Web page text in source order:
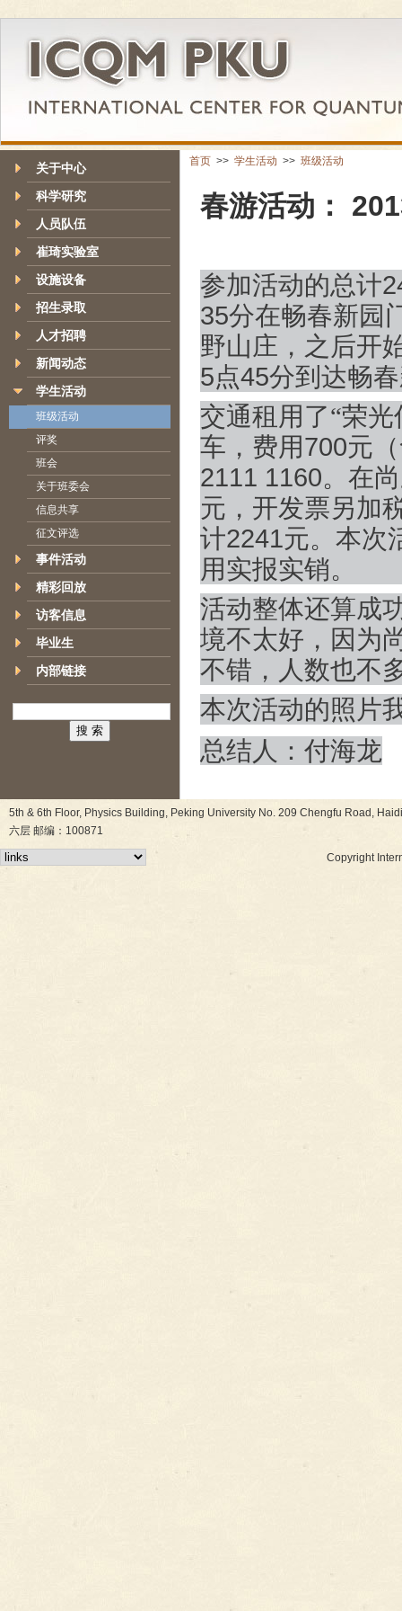
关于中心
科学研究
人员队伍
崔琦实验室
设施设备
招生录取
人才招聘
新闻动态
学生活动
班级活动
评奖
班会
关于班委会
信息共享
征文评选
事件活动
精彩回放
访客信息
毕业生
内部链接
首页 >> 学生活动 >> 班级活动
春游活动：
参加活动的总计
35分在畅春新园
野山庄，之后开
5点45分到达畅
交通租用了“荣
车，费用700元
2111 1160。在
元，开发票另加
计2241元。本次
用实报实销。
活动整体还算成
境不太好，因为
不错，人数也不
本次活动的照片
总结人：付海龙
5th & 6th Floor, Physics Building, Peking University No. 209 Chengfu Road,
六层 邮编：100871
Copyright